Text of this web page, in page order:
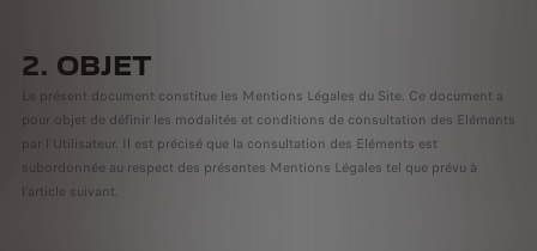
2. OBJET
Le présent document constitue les Mentions Légales du Site. Ce document a
pour objet de définir les modalités et conditions de consultation des Eléments
par l’Utilisateur. Il est précisé que la consultation des Eléments est
subordonnée au respect des présentes Mentions Légales tel que prévu à
l’article suivant.